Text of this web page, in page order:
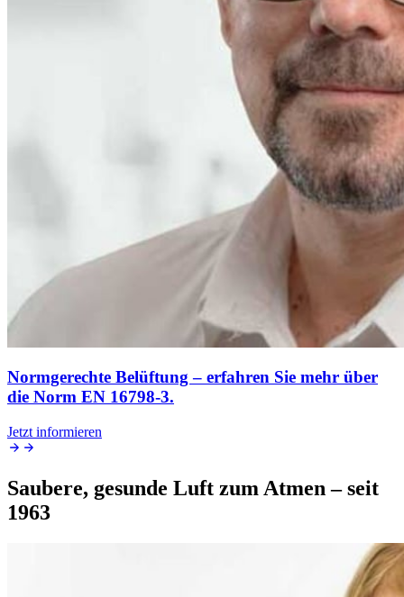
Normgerechte Belüftung – erfahren Sie mehr über
die Norm EN 16798-3.
Jetzt informieren
Saubere, gesunde Luft zum Atmen – seit
1963